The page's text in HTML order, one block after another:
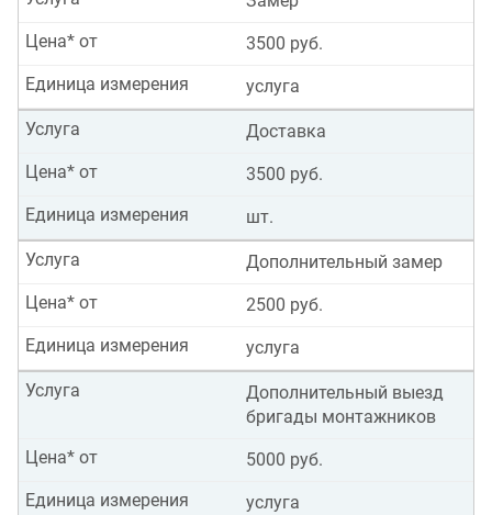
3500 руб.
Цена* от
услуга
Единица измерения
Доставка
Услуга
3500 руб.
Цена* от
шт.
Единица измерения
Дополнительный замер
Услуга
2500 руб.
Цена* от
услуга
Единица измерения
Дополнительный выезд
бригады монтажников
Услуга
5000 руб.
Цена* от
услуга
Единица измерения